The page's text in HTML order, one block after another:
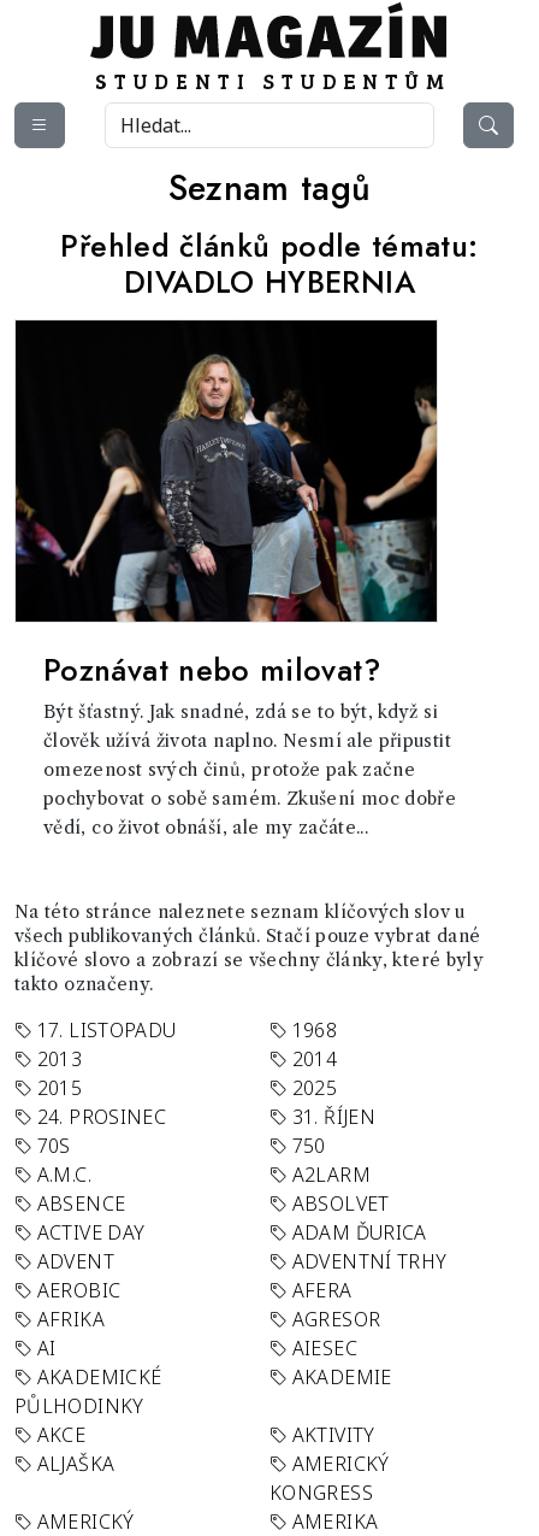
Seznam tagů
Přehled článků podle tématu:
DIVADLO HYBERNIA
Poznávat nebo milovat?
Být šťastný. Jak snadné, zdá se to být, když si
člověk užívá života naplno. Nesmí ale připustit
omezenost svých činů, protože pak začne
pochybovat o sobě samém. Zkušení moc dobře
vědí, co život obnáší, ale my začáte...
Na této stránce naleznete seznam klíčových slov u
všech publikovaných článků. Stačí pouze vybrat dané
klíčové slovo a zobrazí se všechny články, které byly
takto označeny.
17. LISTOPADU
1968
2013
2014
2015
2025
24. PROSINEC
31. ŘÍJEN
70S
750
A.M.C.
A2LARM
ABSENCE
ABSOLVET
ACTIVE DAY
ADAM ĎURICA
ADVENT
ADVENTNÍ TRHY
AEROBIC
AFERA
AFRIKA
AGRESOR
AI
AIESEC
AKADEMICKÉ
PŮLHODINKY
AKADEMIE
AKCE
AKTIVITY
ALJAŠKA
AMERICKÝ
KONGRESS
AMERICKÝ
AMERIKA